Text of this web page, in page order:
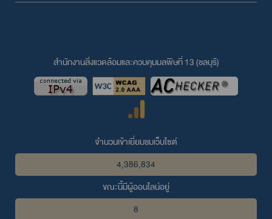
สำนักงานสิ่งแวดล้อมและควบคุมมลพิษที่ 13 (ชลบุรี)
จำนวนเข้าเยี่ยมชมเว็บไซต์
4,386,834
ขณะนี้มีผู้ออนไลน์อยู่
8